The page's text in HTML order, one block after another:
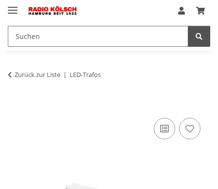
Zurück zur Liste LED-Trafos